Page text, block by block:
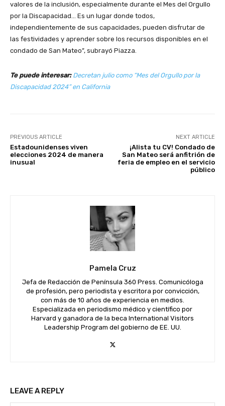
valores de la inclusión, especialmente durante el Mes del Orgullo
por la Discapacidad… Es un lugar donde todos,
independientemente de sus capacidades, pueden disfrutar de
las festividades y aprender sobre los recursos disponibles en el
condado de San Mateo”, subrayó Piazza.
Te puede interesar: Decretan julio como “Mes del Orgullo por la
Discapacidad 2024” en California
PREVIOUS ARTICLE
Estadounidenses viven
elecciones 2024 de manera
inusual
NEXT ARTICLE
¡Alista tu CV! Condado de
San Mateo será anfitrión de
feria de empleo en el servicio
público
Pamela Cruz
Jefa de Redacción de Península 360 Press. Comunicóloga
de profesión, pero periodista y escritora por convicción,
con más de 10 años de experiencia en medios.
Especializada en periodismo médico y científico por
Harvard y ganadora de la beca International Visitors
Leadership Program del gobierno de EE. UU.
LEAVE A REPLY